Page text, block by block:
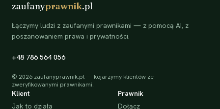
zaufanyprawnik.pl
Łączymy ludzi z zaufanymi prawnikami — z pomocą AI, z
poszanowaniem prawa i prywatności.
+48 786 564 056
© 2026 zaufanyprawnik.pl — kojarzymy klientów ze
zweryfikowanymi prawnikami.
Klient
Jak to działa
Prawnik
Dołącz